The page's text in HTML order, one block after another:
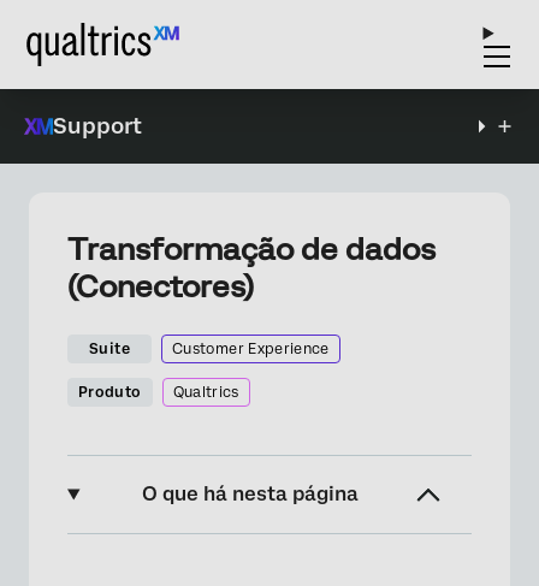
Support
Transformação de dados
(Conectores)
Suite Customer Experience
Produto Qualtrics
O que há nesta página